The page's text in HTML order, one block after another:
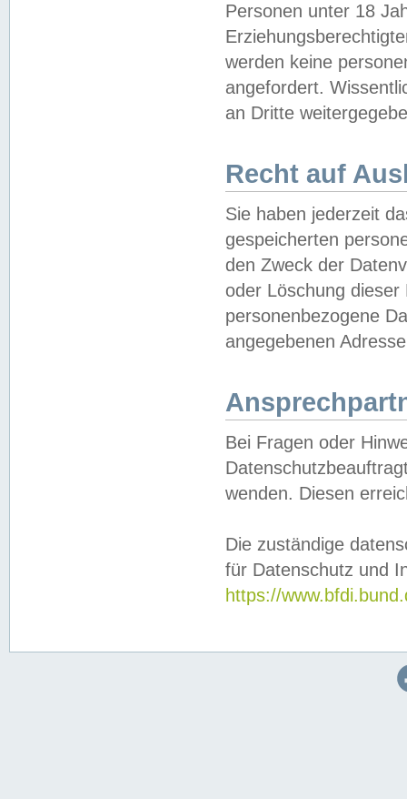
Personen unter 18
werden keine
angefordert.
an Dritte
Recht auf
Sie haben jederzeit
gespeicherten
den Zweck der
oder Löschung
personenbezogene
angegebenen
Bei Fragen oder
wenden. Diesen
Die zuständige
für Datenschutz und
https://